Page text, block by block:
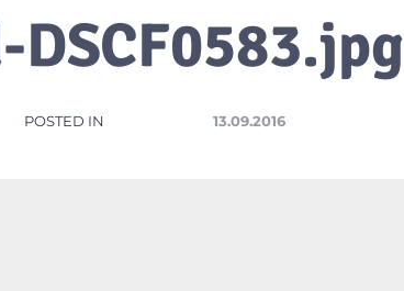
DSCF0583.jpg
POSTED IN 13.09.2016